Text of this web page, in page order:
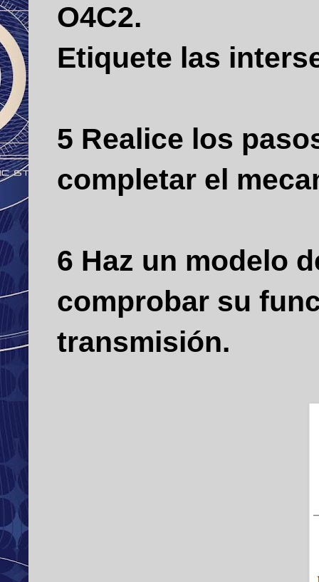
O4C2.
Etiquete las
5 Realice los
completar el
6 Haz un modelo
comprobar su
transmisión.